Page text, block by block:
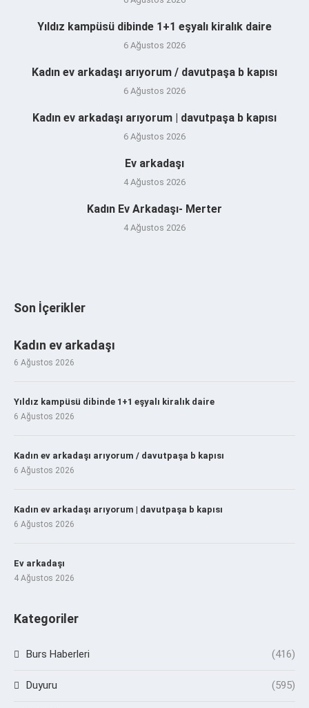
Yıldız kampüsü dibinde 1+1 eşyalı kiralık daire
6 Ağustos 2026
Kadın ev arkadaşı arıyorum / davutpaşa b kapısı
6 Ağustos 2026
Kadın ev arkadaşı arıyorum | davutpaşa b kapısı
6 Ağustos 2026
Ev arkadaşı
4 Ağustos 2026
Kadın Ev Arkadaşı- Merter
4 Ağustos 2026
Son İçerikler
Kadın ev arkadaşı
6 Ağustos 2026
Yıldız kampüsü dibinde 1+1 eşyalı kiralık daire
6 Ağustos 2026
Kadın ev arkadaşı arıyorum / davutpaşa b kapısı
6 Ağustos 2026
Kadın ev arkadaşı arıyorum | davutpaşa b kapısı
6 Ağustos 2026
Ev arkadaşı
4 Ağustos 2026
Kategoriler
Burs Haberleri (416)
Duyuru (595)